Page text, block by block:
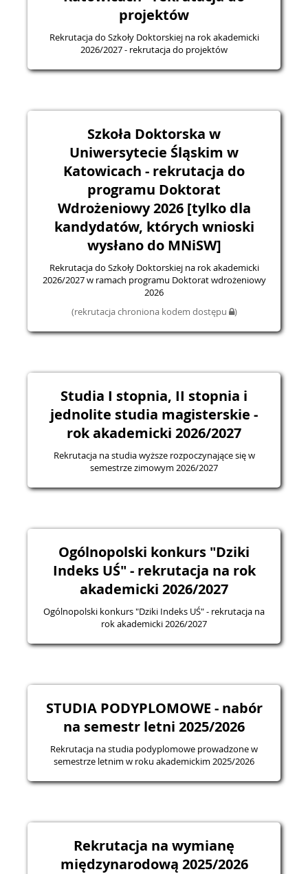
projektów
Rekrutacja do Szkoły Doktorskiej na rok akademicki
2026/2027 - rekrutacja do projektów
Szkoła Doktorska w
Uniwersytecie Śląskim w
Katowicach - rekrutacja do
programu Doktorat
Wdrożeniowy 2026 [tylko dla
kandydatów, których wnioski
wysłano do MNiSW]
Rekrutacja do Szkoły Doktorskiej na rok akademicki
2026/2027 w ramach programu Doktorat wdrożeniowy
2026
(rekrutacja chroniona kodem dostępu
)
Studia I stopnia, II stopnia i
jednolite studia magisterskie -
rok akademicki 2026/2027
Rekrutacja na studia wyższe rozpoczynające się w
semestrze zimowym 2026/2027
Ogólnopolski konkurs "Dziki
Indeks UŚ" - rekrutacja na rok
akademicki 2026/2027
Ogólnopolski konkurs "Dziki Indeks UŚ" - rekrutacja na
rok akademicki 2026/2027
STUDIA PODYPLOMOWE - nabór
na semestr letni 2025/2026
Rekrutacja na studia podyplomowe prowadzone w
semestrze letnim w roku akademickim 2025/2026
Rekrutacja na wymianę
międzynarodową 2025/2026